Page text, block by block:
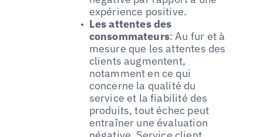
expérience positive.
Les attentes des
consommateurs: Au fur et à
mesure que les attentes des
clients augmentent,
notamment en ce qui
concerne la qualité du
service et la fiabilité des
produits, tout échec peut
entraîner une évaluation